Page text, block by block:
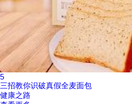
5
三招教你识破真假全麦面包
健康之路